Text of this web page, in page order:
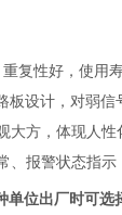
复性好，使用寿
设计，对弱信
方，体现人性
报警状态指示
位出厂时可选